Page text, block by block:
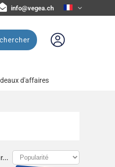
info@vegea.ch
d'affaires